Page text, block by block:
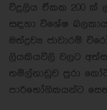
විදුලිය ඒකක 200 ක්
සඳහා විශේෂ
මත්ද්‍රව්‍ය ජාවාරම්
ලියකියවිලි වලට
තමිල්නාඩුව පුරා
පාරිභෝගිකයන්ට